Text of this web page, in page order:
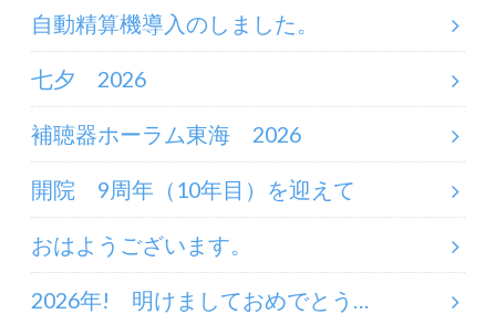
自動精算機導入のしました。
七夕 2026
補聴器ホーラム東海 2026
開院 9周年（10年目）を迎えて
おはようございます。
2026年! 明けましておめでとう…